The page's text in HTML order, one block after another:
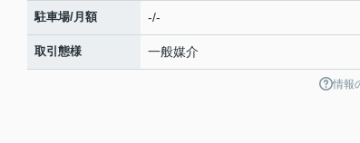
駐車場/月額 -/-
取引態様 一般媒介
情報